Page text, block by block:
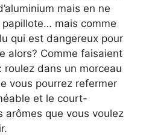
mais en ne
mais comme
qui est dangereux pour
alors? Comme faisaient
dans un morceau
vous pourrez refermer
et le court-
arômes que vous voulez